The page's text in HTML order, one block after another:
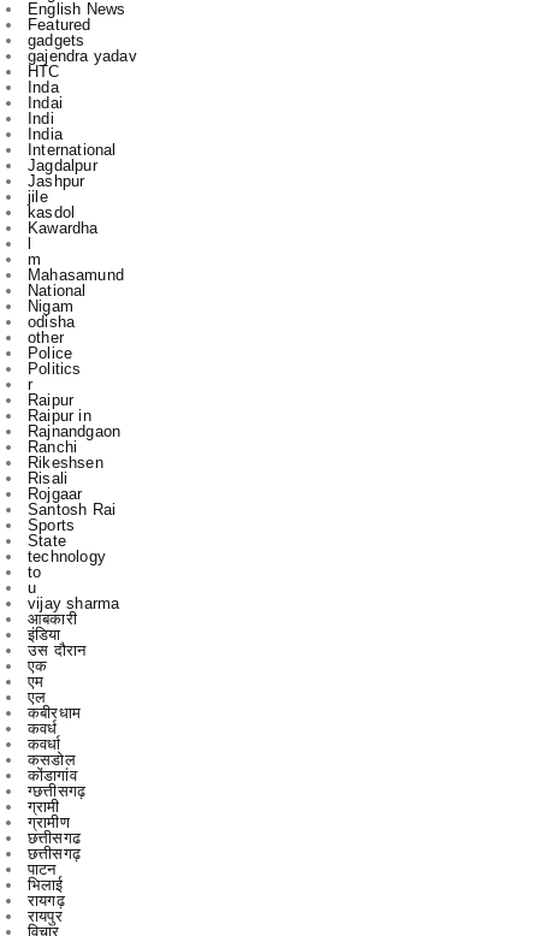
Inda
Indai
Indi
India
International
Jagdalpur
Jashpur
jile
kasdol
Kawardha
l
m
Mahasamund
National
Nigam
odisha
other
Police
Politics
r
Raipur
Raipur in
Rajnandgaon
Ranchi
Rikeshsen
Risali
Rojgaar
Santosh Rai
Sports
State
technology
to
u
vijay sharma
आबकारी
इंडिया
उस दौरान
एक
एम
एल
कबीरधाम
कवर्ध
कवर्धा
कसडोल
कोंडागांव
ग्छत्तीसगढ़
ग्रामी
ग्रामीण
छत्तीसगढ
छत्तीसगढ़
पाटन
भिलाई
रायगढ़
रायपुर
विचार
विचार मंथन
विचारमंथन
शहर
शहरChhattisgarrh